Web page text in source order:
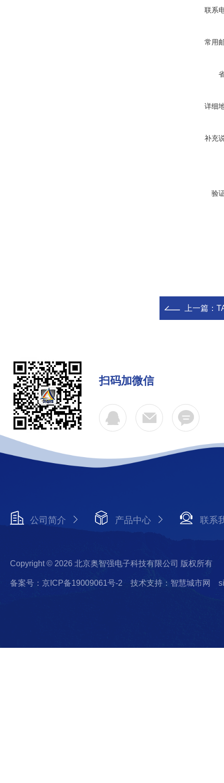
联系
常用
详细
补充
验
上一篇：
扫码加微信
公司简介 产品中心 联系
Copyright © 2026 北京奥智强电子科技有限公司 版权所有
备案号：京ICP备19009061号-2 技术支持：智慧城市网